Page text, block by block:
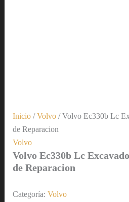
Inicio/Volvo/ Volvo Ec330b Lc
de Reparacion
Volvo
Volvo Ec330b Lc
de Reparacion
Categoría: Volvo